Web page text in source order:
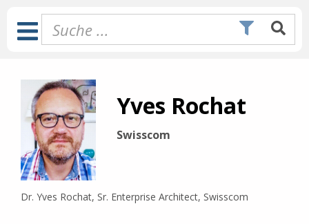
Inhalt
springen
Toggle
Navigation
Yves Rochat
Swisscom
Dr. Yves Rochat, Sr. Enterprise Architect, Swisscom